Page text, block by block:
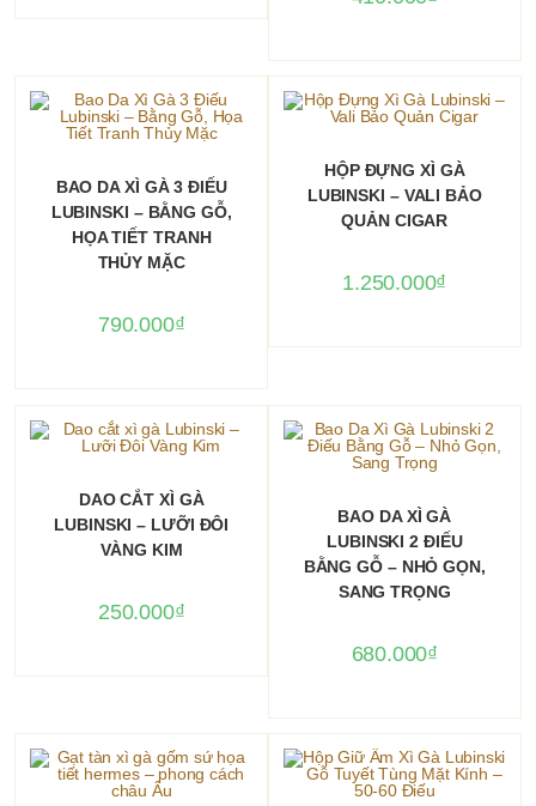
THÊM VÀO GIỎ HÀNG
BAO DA XÌ GÀ 3 ĐIẾU
LUBINSKI – BẰNG GỖ,
HỌA TIẾT TRANH
THỦY MẶC
790.000₫
THÊM VÀO GIỎ HÀNG
HỘP ĐỰNG XÌ GÀ
LUBINSKI – VALI BẢO
QUẢN CIGAR
1.250.000₫
THÊM VÀO GIỎ HÀNG
DAO CẮT XÌ GÀ
LUBINSKI – LƯỠI ĐÔI
VÀNG KIM
250.000₫
THÊM VÀO GIỎ HÀNG
BAO DA XÌ GÀ
LUBINSKI 2 ĐIẾU
BẰNG GỖ – NHỎ GỌN,
SANG TRỌNG
680.000₫